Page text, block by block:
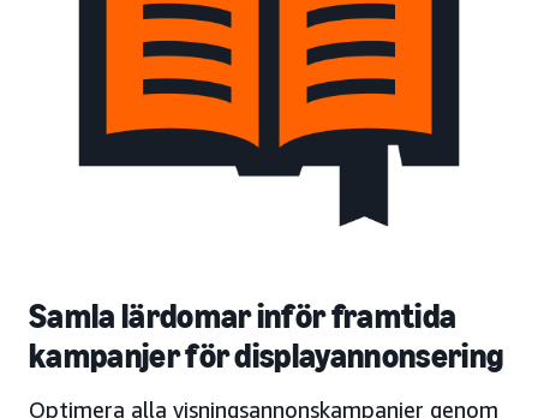
Samla lärdomar inför framtida
kampanjer för displayannonsering
Optimera alla visningsannonskampanjer genom